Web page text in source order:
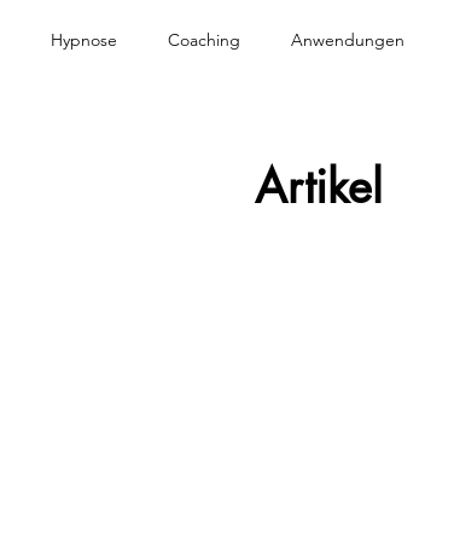
Hypnose Coaching Anwendungen
Artikel